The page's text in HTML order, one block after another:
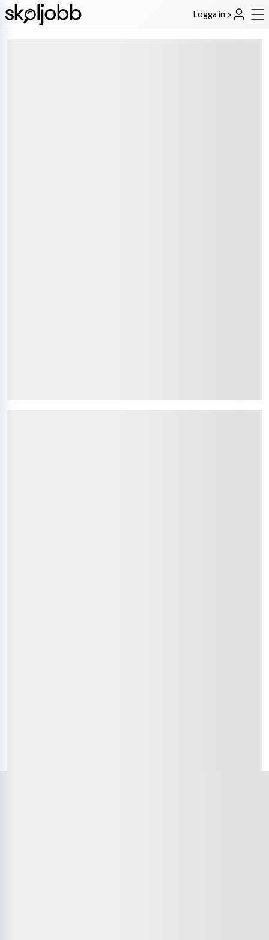
Logga in